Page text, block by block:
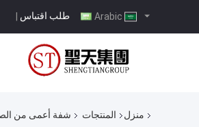
طلب اقتباس |
منزل المنتجات شفة أعمى من